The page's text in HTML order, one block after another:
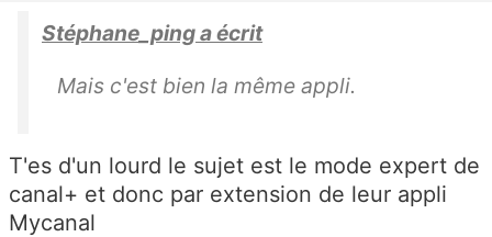
Stéphane_ping a écrit
Mais c'est bien la même appli.
T'es d'un lourd le sujet est le mode expert de
canal+ et donc par extension de leur appli
Mycanal